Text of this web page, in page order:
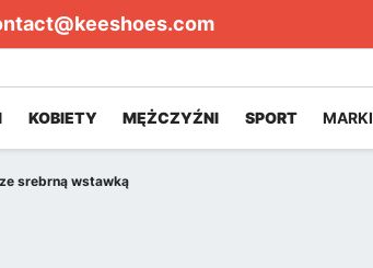
KOBIETY MĘŻCZYŹNI SPORT MARKI
srebrną wstawką